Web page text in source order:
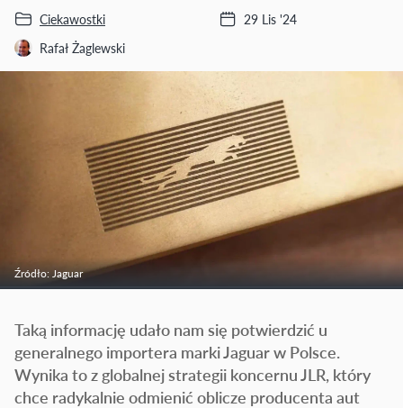
Ciekawostki
Rafał Żaglewski
29 Lis '24
Źródło: Jaguar
Taką informację udało nam się potwierdzić u
generalnego importera marki Jaguar w Polsce.
Wynika to z globalnej strategii koncernu JLR, który
chce radykalnie odmienić oblicze producenta aut